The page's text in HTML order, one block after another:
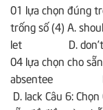
01 lựa chọn đúng
trống số (4) A.
let D. don’t let
04 lựa chọn cho
absentee
D. lack Câu 6: